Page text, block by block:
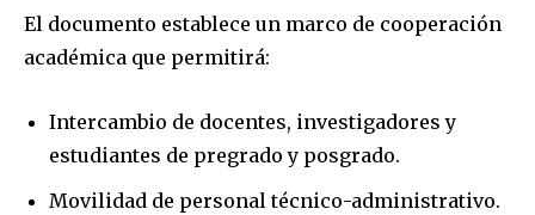
El documento establece un marco de cooperación
académica que permitirá:
Intercambio de docentes, investigadores y
estudiantes de pregrado y posgrado.
Movilidad de personal técnico-administrativo.